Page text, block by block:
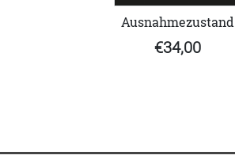
Ausnahmezustand
€34,00